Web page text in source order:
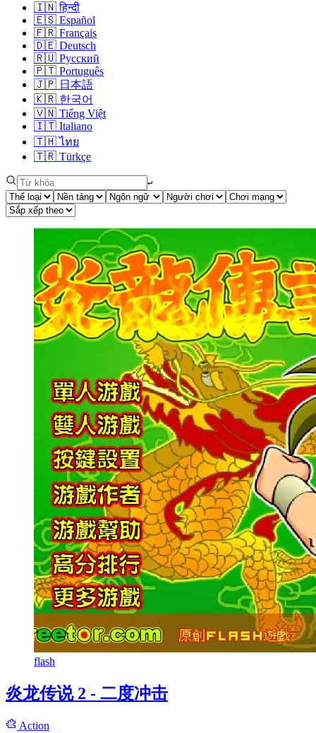
🇮🇳 हिन्दी
🇪🇸 Español
🇫🇷 Français
🇩🇪 Deutsch
🇷🇺 Русский
🇵🇹 Português
🇯🇵 日本語
🇰🇷 한국어
🇻🇳 Tiếng Việt
🇮🇹 Italiano
🇹🇭 ไทย
🇹🇷 Türkçe
↩︎
flash
炎龙传说 2 - 二度冲击
Action